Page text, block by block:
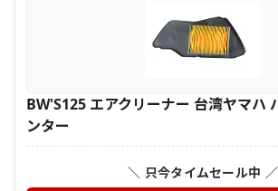
BW'S125 エアクリーナー 台湾ヤマハ
ンター
＼ 只今タイムセール中 ／